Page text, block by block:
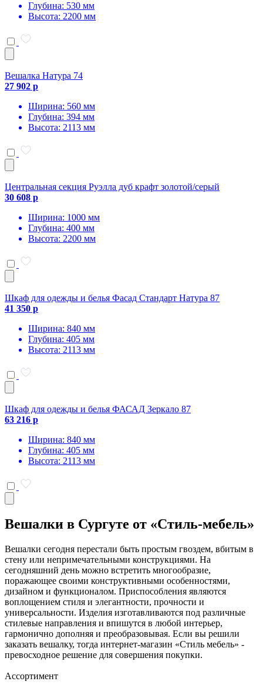
Глубина: 530 мм
Высота: 2200 мм
Вешалка Натура 74
27 902 р
Ширина: 560 мм
Глубина: 394 мм
Высота: 2113 мм
Центральная секция Руэлла дуб крафт золотой/серый
30 608 р
Ширина: 1000 мм
Глубина: 400 мм
Высота: 2200 мм
Шкаф для одежды и белья Фасад Стандарт Натура 87
41 350 р
Ширина: 840 мм
Глубина: 405 мм
Высота: 2113 мм
Шкаф для одежды и белья ФАСАД Зеркало 87
63 216 р
Ширина: 840 мм
Глубина: 405 мм
Высота: 2113 мм
Вешалки в Сургуте от «Стиль-мебель»
Вешалки сегодня перестали быть простым гвоздем, вбитым в
стену или непримечательными конструкциями. На
сегодняшний день можно встретить многообразие,
поражающее своими конструктивными особенностями,
дизайном и функционалом. Приспособления являются
воплощением стиля и элегантности, прочности и
универсальности. Изделия изготавливаются под различные
стилевые направления и впишутся в любой интерьер,
гармонично дополняя и преобразовывая. Если вы решили
заказать вешалку, тогда интернет-магазин «Стиль мебель» -
превосходное решение для совершения покупки.
Ассортимент